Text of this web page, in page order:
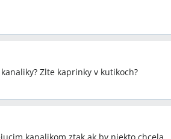
Zlte kaprinky v kutikoch?